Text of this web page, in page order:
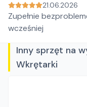
21.06.2026
Zupełnie
wcześniej
Inny sprzęt na
Wkrętarki